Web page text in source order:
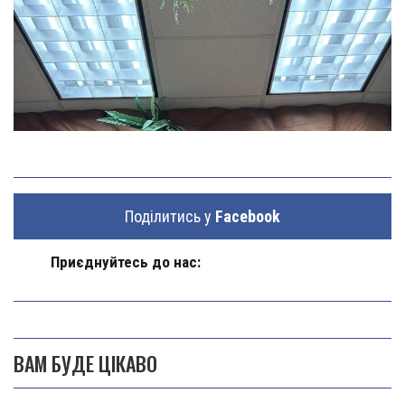
Поділитись у Facebook
Приєднуйтесь до нас:
ВАМ БУДЕ ЦІКАВО